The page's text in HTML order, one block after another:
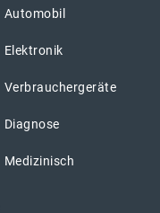
Automobil
Elektronik
Verbrauchergeräte
Diagnose
Medizinisch